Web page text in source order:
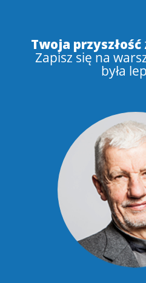
Twoja przyszłość
Zapisz się na
była